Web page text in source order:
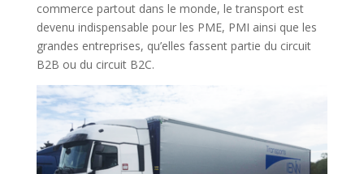
commerce partout dans le monde, le transport est
devenu indispensable pour les PME, PMI ainsi que les
grandes entreprises, qu’elles fassent partie du circuit
B2B ou du circuit B2C.